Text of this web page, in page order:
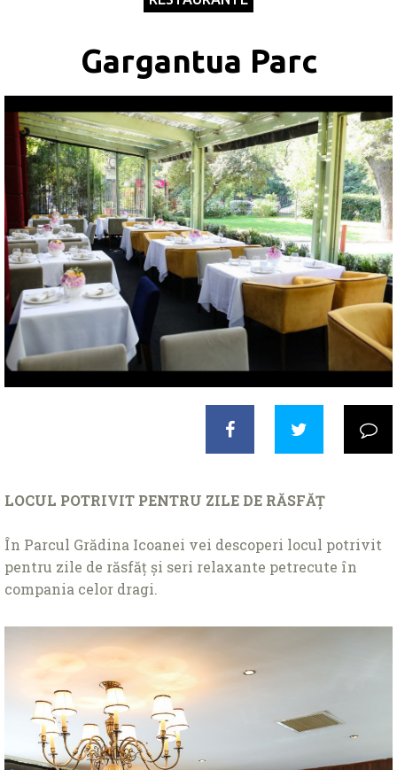
Gargantua Parc
LOCUL POTRIVIT PENTRU ZILE DE RĂSFĂȚ
În Parcul Grădina Icoanei vei descoperi locul potrivit
pentru zile de răsfăț și seri relaxante petrecute în
compania celor dragi.